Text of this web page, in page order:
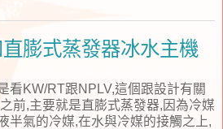
膨式蒸發器冰水主機
看KW/RT跟NPLV,這個跟設計有關
前,主要就是直膨式蒸發器,因為冷媒
半氣的冷媒,在水與冷媒的接觸之上,